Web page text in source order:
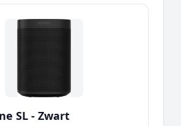
SL - Zwart